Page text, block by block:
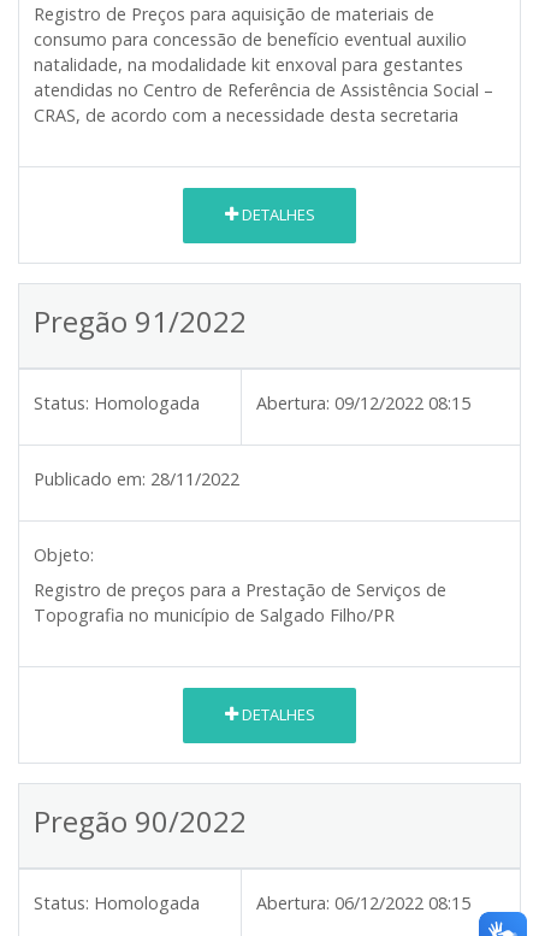
Registro de Preços para aquisição de materiais de
consumo para concessão de benefício eventual auxilio
natalidade, na modalidade kit enxoval para gestantes
atendidas no Centro de Referência de Assistência Social –
CRAS, de acordo com a necessidade desta secretaria
DETALHES
Pregão 91/2022
Status: Homologada Abertura: 09/12/2022 08:15
Publicado em: 28/11/2022
Objeto:
Registro de preços para a Prestação de Serviços de
Topografia no município de Salgado Filho/PR
DETALHES
Pregão 90/2022
Status: Homologada Abertura: 06/12/2022 08:15